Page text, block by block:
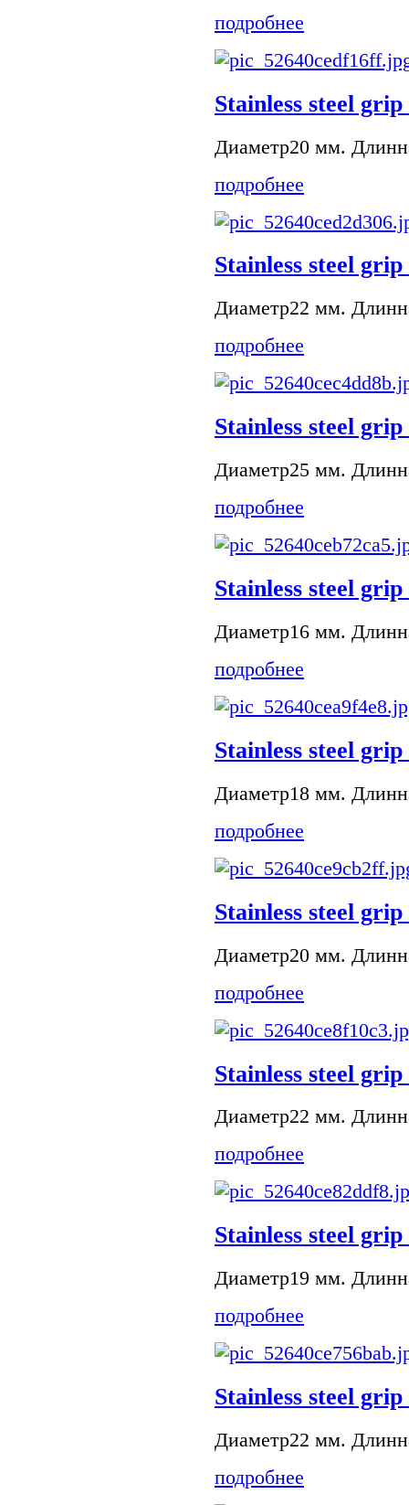
подробнее
Stainless steel grip
Диаметр20 мм.
подробнее
Stainless steel grip
Диаметр22 мм.
подробнее
Stainless steel grip
Диаметр25 мм.
подробнее
Stainless steel grip
Диаметр16 мм.
подробнее
Stainless steel grip
Диаметр18 мм.
подробнее
Stainless steel grip
Диаметр20 мм.
подробнее
Stainless steel grip
Диаметр22 мм.
подробнее
Stainless steel grip
Диаметр19 мм.
подробнее
Stainless steel grip
Диаметр22 мм.
подробнее